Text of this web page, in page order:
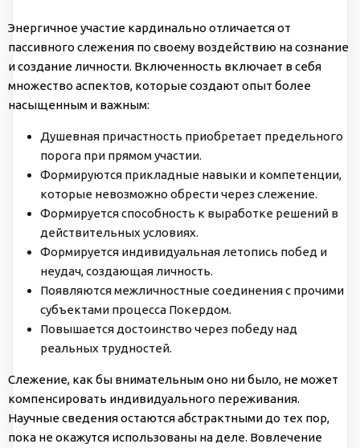
Энергичное участие кардинально отличается от
пассивного слежения по своему воздействию на сознание
и создание личности. Включенность включает в себя
множество аспектов, которые создают опыт более
насыщенным и важным:
Душевная причастность приобретает предельного
порога при прямом участии.
Формируются прикладные навыки и компетенции,
которые невозможно обрести через слежение.
Формируется способность к выработке решений в
действительных условиях.
Формируется индивидуальная летопись побед и
неудач, создающая личность.
Появляются межличностные соединения с прочими
субъектами процесса Покердом.
Повышается достоинство через победу над
реальных трудностей.
Слежение, как бы внимательным оно ни было, не может
компенсировать индивидуального переживания.
Научные сведения остаются абстрактными до тех пор,
пока не окажутся использованы на деле. Вовлечение